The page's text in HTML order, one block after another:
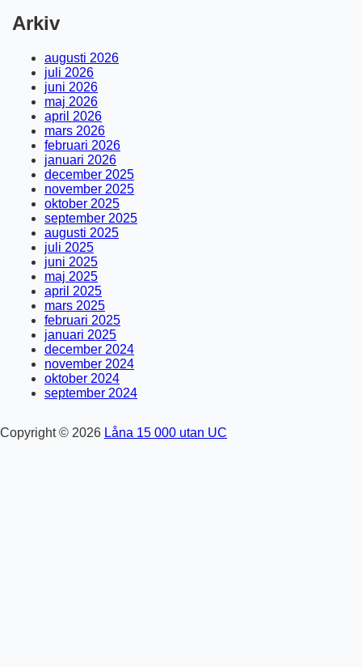
Arkiv
augusti 2026
juli 2026
juni 2026
maj 2026
april 2026
mars 2026
februari 2026
januari 2026
december 2025
november 2025
oktober 2025
september 2025
augusti 2025
juli 2025
juni 2025
maj 2025
april 2025
mars 2025
februari 2025
januari 2025
december 2024
november 2024
oktober 2024
september 2024
Copyright © 2026 Låna 15 000 utan UC